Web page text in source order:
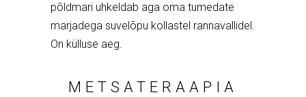
põldmari uhkeldab aga oma tumedate
marjadega suvelõpu kollastel rannavallidel.
On külluse aeg.
METSATERAAPIA